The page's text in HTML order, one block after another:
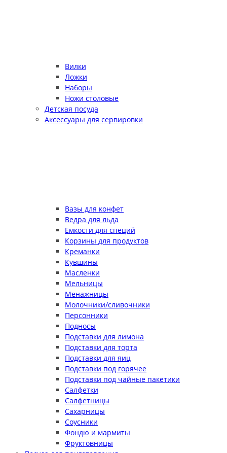
Вилки
Ложки
Наборы
Ножи столовые
Детская посуда
Аксессуары для сервировки
Вазы для конфет
Ведра для льда
Ёмкости для специй
Корзины для продуктов
Креманки
Кувшины
Масленки
Мельницы
Менажницы
Молочники/сливочники
Персонники
Подносы
Подставки для лимона
Подставки для торта
Подставки для яиц
Подставки под горячее
Подставки под чайные пакетики
Салфетки
Салфетницы
Сахарницы
Соусники
Фондю и мармиты
Фруктовницы